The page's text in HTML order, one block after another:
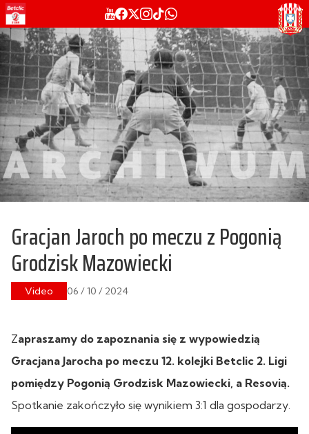
Gracjan Jaroch po meczu z Pogonią
Grodzisk Mazowiecki
Video 06 / 10 / 2024
Zapraszamy do zapoznania się z wypowiedzią
Gracjana Jarocha po meczu 12. kolejki Betclic 2. Ligi
pomiędzy Pogonią Grodzisk Mazowiecki, a Resovią.
Spotkanie zakończyło się wynikiem 3:1 dla gospodarzy.